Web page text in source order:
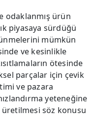
odaklanmış ürün
piyasaya sürdüğü
mümkün
ve kesinlikle
ötesinde
parçalar için çevik
ve pazara
yeteneğine
söz konusu